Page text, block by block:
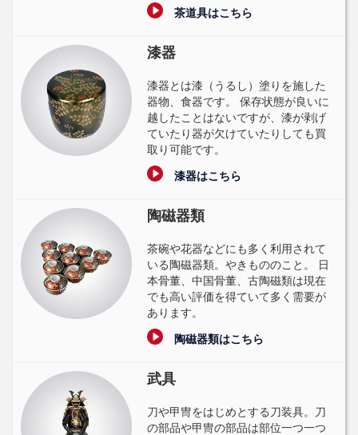
茶道具はこちら
漆器
漆器とは漆（うるし）塗りを施した
器物、食器です。 保存状態が良いに
越したことはないですが、漆が剥げ
ていたり器が欠けていたりしても買
取り可能です。
漆器はこちら
陶磁器類
茶碗や花器などにも多く利用されて
いる陶磁器類。やきもののこと。 日
本骨董、中国骨董、古陶磁類は現在
でも高い評価を得ていて多く需要が
あります。
陶磁器類はこちら
武具
刀や甲冑をはじめとする刀装具。刀
の部品や甲冑の部品は部位一つ一つ